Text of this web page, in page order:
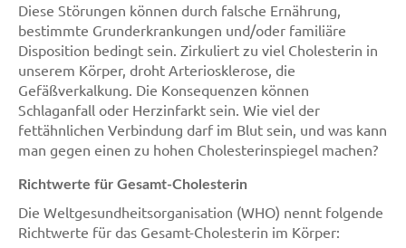
Diese Störungen können durch falsche Ernährung,
bestimmte Grunderkrankungen und/oder familiäre
Disposition bedingt sein. Zirkuliert zu viel Cholesterin in
unserem Körper, droht Arteriosklerose, die
Gefäßverkalkung. Die Konsequenzen können
Schlaganfall oder Herzinfarkt sein. Wie viel der
fettähnlichen Verbindung darf im Blut sein, und was kann
man gegen einen zu hohen Cholesterinspiegel machen?
Richtwerte für Gesamt-Cholesterin
Die Weltgesundheitsorganisation (WHO) nennt folgende
Richtwerte für das Gesamt-Cholesterin im Körper: